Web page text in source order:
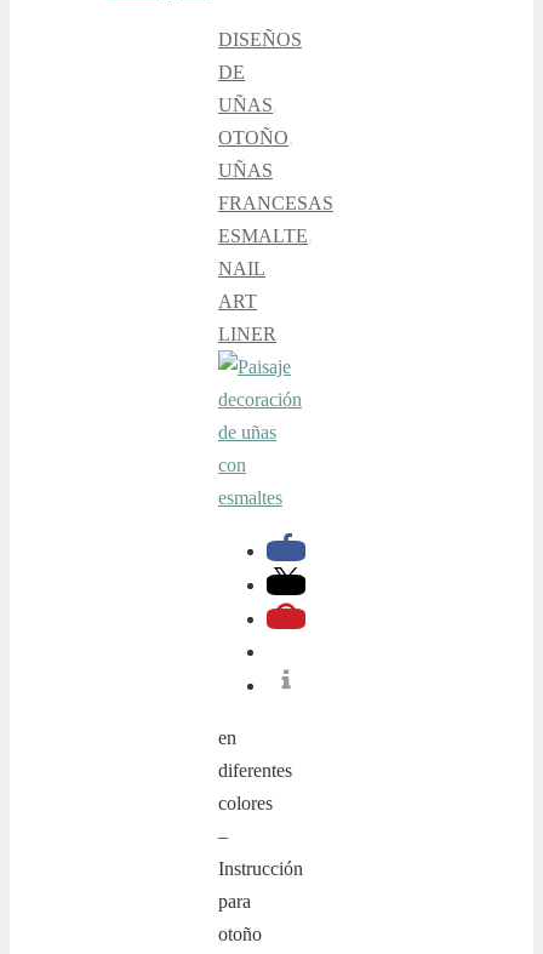
DISEÑOS
DE
UÑAS,
OTOÑO,
UÑAS
FRANCESAS
ESMALTE,
NAIL
ART
LINER
en
diferentes
colores
–
Instrucción
para
otoño